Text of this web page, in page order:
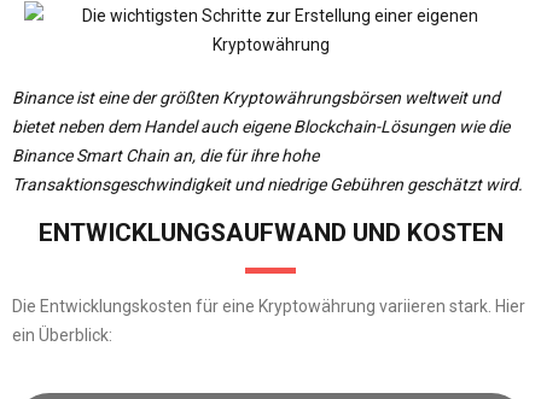
Binance ist eine der größten Kryptowährungsbörsen weltweit und
bietet neben dem Handel auch eigene Blockchain-Lösungen wie die
Binance Smart Chain an, die für ihre hohe
Transaktionsgeschwindigkeit und niedrige Gebühren geschätzt wird.
ENTWICKLUNGSAUFWAND UND KOSTEN
Die Entwicklungskosten für eine Kryptowährung variieren stark. Hier
ein Überblick: